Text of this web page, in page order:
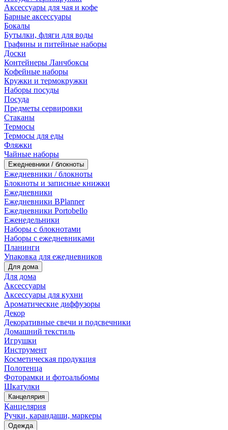
Аксессуары для чая и кофе
Барные аксессуары
Бокалы
Бутылки, фляги для воды
Графины и питейные наборы
Доски
Контейнеры Ланчбоксы
Кофейные наборы
Кружки и термокружки
Наборы посуды
Посуда
Предметы сервировки
Стаканы
Термосы
Термосы для еды
Фляжки
Чайные наборы
Ежедневники / блокноты
Ежедневники / блокноты
Блокноты и записные книжки
Ежедневники
Ежедневники BPlanner
Ежедневники Portobello
Еженедельники
Наборы с блокнотами
Наборы с ежедневниками
Планинги
Упаковка для ежедневников
Для дома
Для дома
Аксессуары
Аксессуары для кухни
Ароматические диффузоры
Декор
Декоративные свечи и подсвечники
Домашний текстиль
Игрушки
Инструмент
Косметическая продукция
Полотенца
Фоторамки и фотоальбомы
Шкатулки
Канцелярия
Канцелярия
Ручки, карандаши, маркеры
Одежда